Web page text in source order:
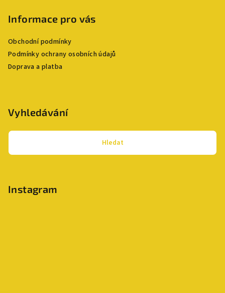
Informace pro vás
Obchodní podmínky
Podmínky ochrany osobních údajů
Doprava a platba
Vyhledávání
Hledat
Instagram